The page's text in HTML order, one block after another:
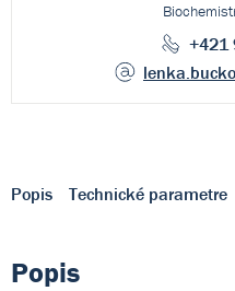
+421
Popis Technické parametre
Popis